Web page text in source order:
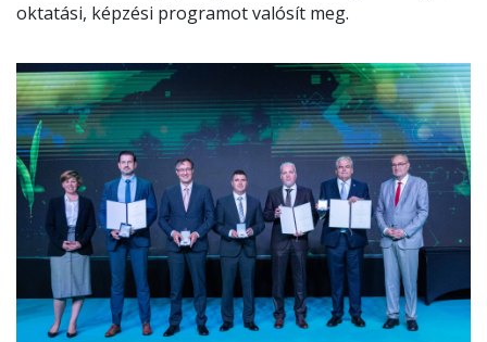
oktatási, képzési programot valósít meg.